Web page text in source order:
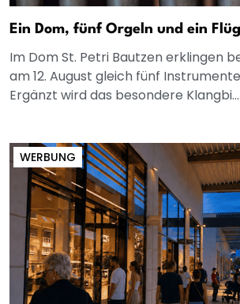
Ein Dom, fünf Orgeln und ein
Im Dom St. Petri Bautzen erklingen
am 12. August gleich fünf
Ergänzt wird das besondere Klangbi...
WERBUNG